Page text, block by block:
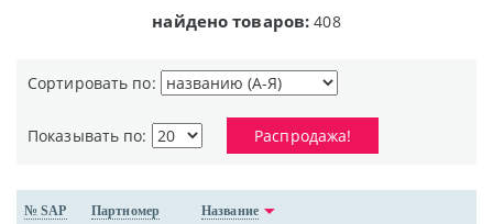
найдено товаров: 408
Сортировать по:
Показывать по: Распродажа!
№ SAP Партномер Название